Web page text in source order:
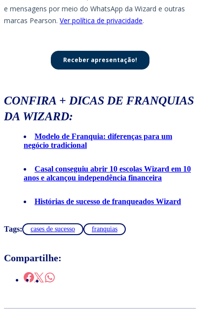
CONFIRA + DICAS DE FRANQUIAS
DA WIZARD:
Modelo de Franquia: diferenças para um
negócio tradicional
Casal conseguiu abrir 10 escolas Wizard em 10
anos e alcançou independência financeira
Histórias de sucesso de franqueados Wizard
Tags: cases de sucesso franquias
Compartilhe: